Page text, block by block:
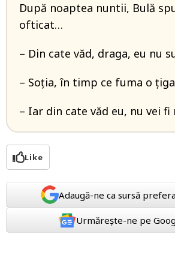
După noaptea nuntii, Bulă
ofticat…
– Din cate văd, draga, eu nu
– Soția, în timp ce fuma o
– Iar din cate văd eu, nu vei
Like
Adaugă-ne ca sursă
Urmărește-ne pe